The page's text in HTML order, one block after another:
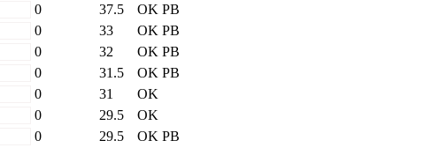
0 37.5 OK PB
0 33 OK PB
0 32 OK PB
0 31.5 OK PB
0 31
OK
0 29.5
OK
0 29.5 OK PB